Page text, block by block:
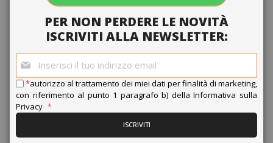
da 0,298 € al pezzo
24,65 €
Guadagna 240 Saida Points
PER NON PERDERE LE NOVITÀ
ISCRIVITI ALLA NEWSLETTER:
Iscriviti
alla
nostra
newsletter:
*autorizzo al trattamento dei miei dati per finalità di marketing,
con riferimento al punto 1 paragrafo b) dellaInformativa sulla
Privacy
ISCRIVITI